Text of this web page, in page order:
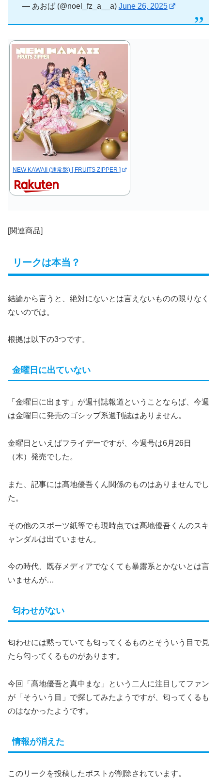
— あおば (@noel_fz_a__a) June 26, 2025
NEW KAWAII (通常盤) [ FRUITS ZIPPER ]
[関連商品]
リークは本当？
結論から言うと、絶対にないとは言えないものの限りなく
ないのでは。
根拠は以下の3つです。
金曜日に出ていない
「金曜日に出ます」が週刊誌報道ということならば、今週
は金曜日に発売のゴシップ系週刊誌はありません。
金曜日といえばフライデーですが、今週号は6月26日
（木）発売でした。
また、記事には髙地優吾くん関係のものはありませんでし
た。
その他のスポーツ紙等でも現時点では髙地優吾くんのスキ
ャンダルは出ていません。
今の時代、既存メディアでなくても暴露系とかないとは言
いませんが…
匂わせがない
匂わせには黙っていても匂ってくるものとそういう目で見
たら匂ってくるものがあります。
今回「髙地優吾と真中まな」という二人に注目してファン
が「そういう目」で探してみたようですが、匂ってくるも
のはなかったようです。
情報が消えた
このリークを投稿したポストが削除されています。